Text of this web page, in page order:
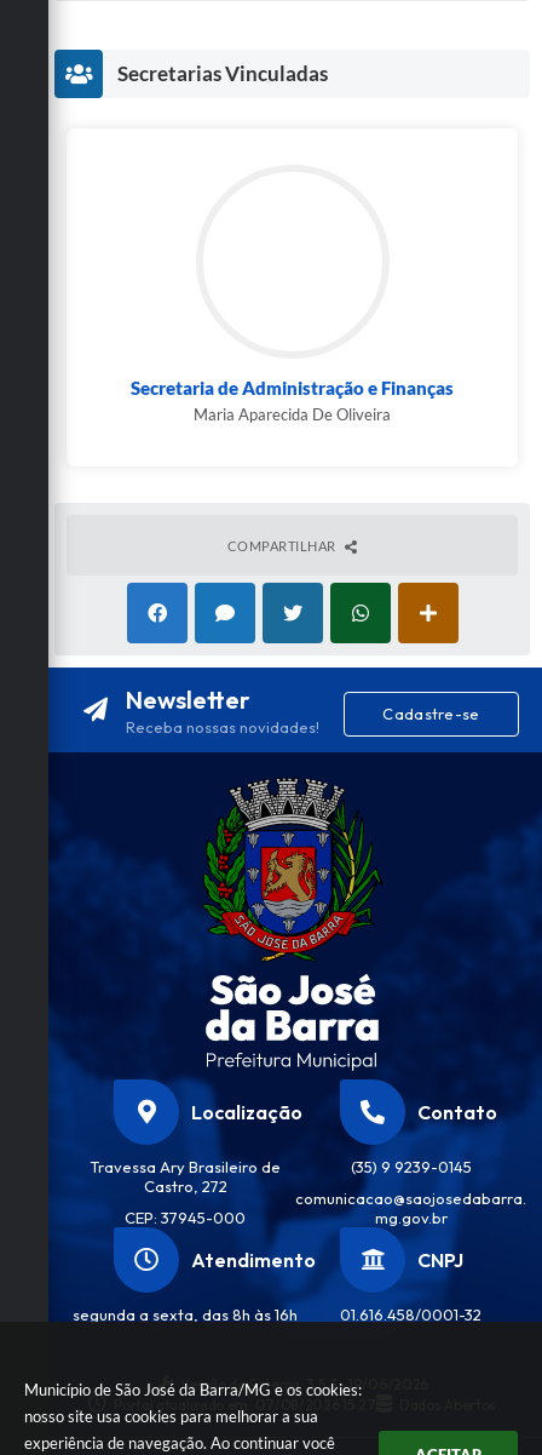
Município de São José da Barra/MG e os cookies:
nosso site usa cookies para melhorar a sua
experiência de navegação. Ao continuar você
Secretarias Vinculadas
Secretaria de Administração e Finanças
Maria Aparecida De Oliveira
COMPARTILHAR
Newsletter
Receba nossas novidades!
Cadastre-se
Localização
Travessa Ary Brasileiro de
Castro, 272
CEP: 37945-000
Contato
(35) 9 9239-0145
comunicacao@saojosedabarra.
mg.gov.br
Atendimento
segunda a sexta, das 8h às 16h
CNPJ
01.616.458/0001-32
Versão do Sistema: 3.5.3 - 19/06/2026